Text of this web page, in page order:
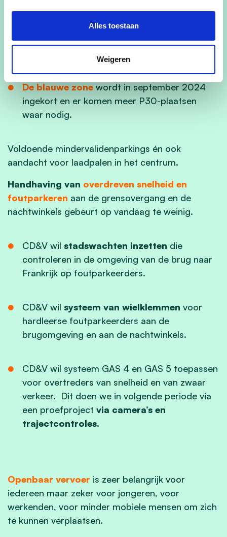
Alles toestaan
Weigeren
in stadscentra is nodig.
De blauwe zonewordt in september 2024
ingekort en er komen meer P30-plaatsen
waar nodig.
Voldoende mindervalidenparkings én ook
aandacht voor laadpalen in het centrum.
Handhaving van overdreven snelheid en
foutparkeren aan de grensovergang en de
nachtwinkels gebeurt op vandaag te weinig.
CD&V wil stadswachten inzetten die
controleren in de omgeving van de brug naar
Frankrijk op foutparkeerders.
CD&V wil systeem van wielklemmen voor
hardleerse foutparkeerders aan de
brugomgeving en aan de nachtwinkels.
CD&V wil systeem GAS 4 en GAS 5 toepassen
voor overtreders van snelheid en van zwaar
verkeer. Dit doen we in volgende periode via
een proefproject via camera’s en
trajectcontroles.
Openbaar vervoer is zeer belangrijk voor
iedereen maar zeker voor jongeren, voor
werkenden, voor minder mobiele mensen om zich
te kunnen verplaatsen.